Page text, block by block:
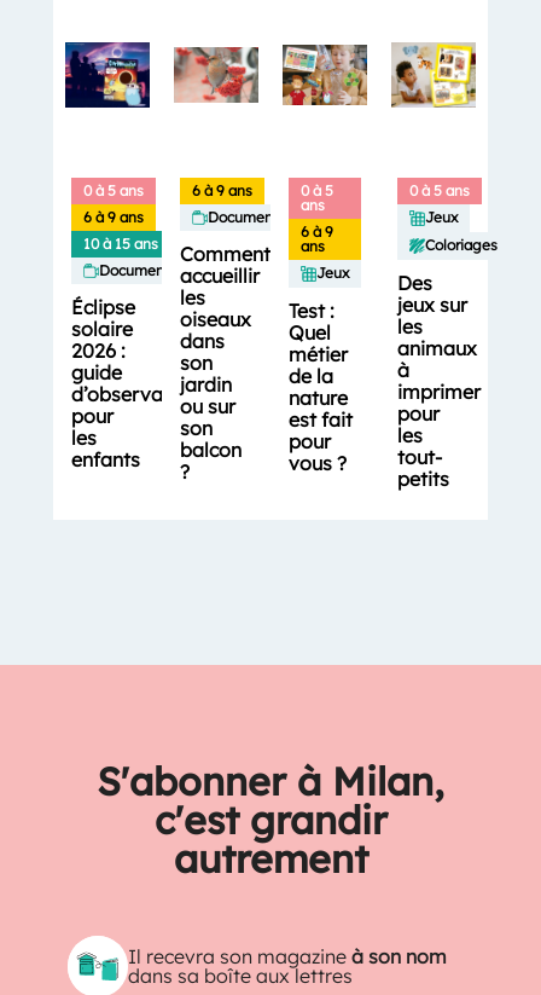
0 à 5 ans
6 à 9 ans
10 à 15 ans
Documentaires
Éclipse
solaire
2026 :
guide
d’observation
pour
les
enfants
6 à 9 ans
Documentaires
Comment
accueillir
les
oiseaux
dans
son
jardin
ou sur
son
balcon
?
0 à 5
ans
6 à 9
ans
Jeux
Test :
Quel
métier
de la
nature
est fait
pour
vous ?
0 à 5 ans
Jeux
Coloriages
Des
jeux sur
les
animaux
à
imprimer
pour
les
tout-
petits
S'abonner à Milan,
c'est grandir
autrement
Il recevra son magazineà son nom
dans sa boîte aux lettres